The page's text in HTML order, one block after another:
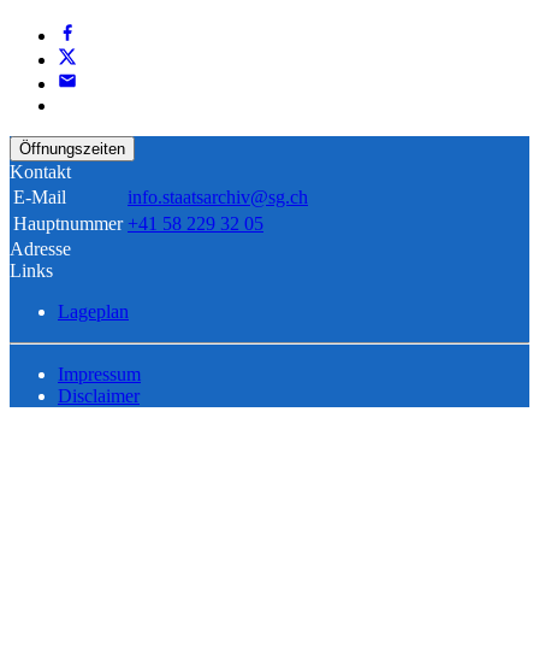
Öffnungszeiten
Kontakt
E-Mail
info.staatsarchiv@sg.ch
Hauptnummer +41 58 229 32 05
Adresse
Links
Lageplan
Impressum
Disclaimer